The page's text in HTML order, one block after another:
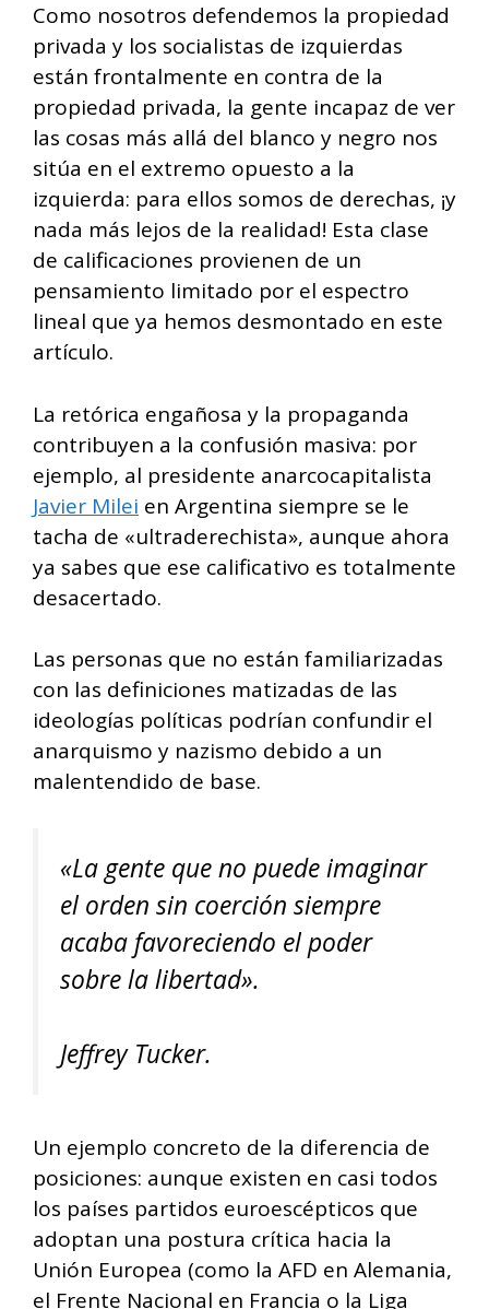
Como nosotros defendemos la propiedad
privada y los socialistas de izquierdas
están frontalmente en contra de la
propiedad privada, la gente incapaz de ver
las cosas más allá del blanco y negro nos
sitúa en el extremo opuesto a la
izquierda: para ellos somos de derechas, ¡y
nada más lejos de la realidad! Esta clase
de calificaciones provienen de un
pensamiento limitado por el espectro
lineal que ya hemos desmontado en este
artículo.
La retórica engañosa y la propaganda
contribuyen a la confusión masiva: por
ejemplo, al presidente anarcocapitalista
Javier Milei en Argentina siempre se le
tacha de «ultraderechista», aunque ahora
ya sabes que ese calificativo es totalmente
desacertado.
Las personas que no están familiarizadas
con las definiciones matizadas de las
ideologías políticas podrían confundir el
anarquismo y nazismo debido a un
malentendido de base.
«La gente que no puede imaginar
el orden sin coerción siempre
acaba favoreciendo el poder
sobre la libertad».
Jeffrey Tucker.
Un ejemplo concreto de la diferencia de
posiciones: aunque existen en casi todos
los países partidos euroescépticos que
adoptan una postura crítica hacia la
Unión Europea (como la AFD en Alemania,
el Frente Nacional en Francia o la Liga